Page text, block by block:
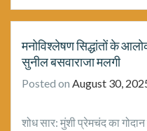
मनोविश्लेषण सिद्धांतों के
सुनील बसवाराजा मलगी
Posted on August 30,
शोध सार: मुंशी प्रेमचंद का